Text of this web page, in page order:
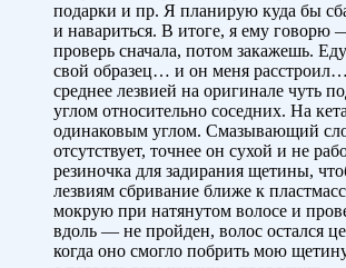
подарки и пр. Я планирую куда бы
и навариться. В итоге, я ему говорю
проверь сначала, потом закажешь.
свой образец… и он меня
среднее лезвией на оригинале чуть
углом относительно соседних. На
одинаковым углом. Смазывающий
отсутствует, точнее он сухой и не
резиночка для задирания щетины,
лезвиям сбривание ближе к
мокрую при натянутом волосе и
вдоль — не пройден, волос остался
когда оно смогло побрить мою